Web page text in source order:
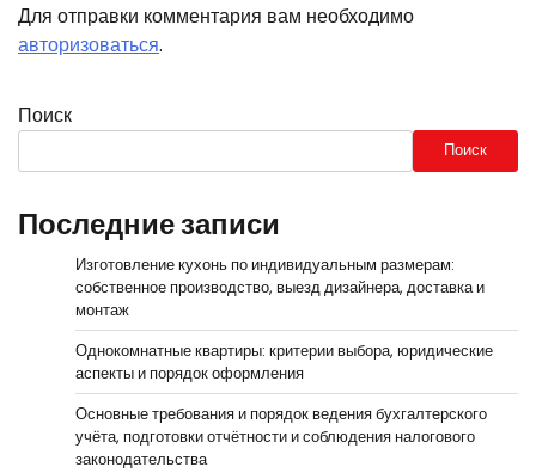
Для отправки комментария вам необходимо
авторизоваться.
Поиск
Поиск
Последние записи
Изготовление кухонь по индивидуальным размерам:
собственное производство, выезд дизайнера, доставка и
монтаж
Однокомнатные квартиры: критерии выбора, юридические
аспекты и порядок оформления
Основные требования и порядок ведения бухгалтерского
учёта, подготовки отчётности и соблюдения налогового
законодательства